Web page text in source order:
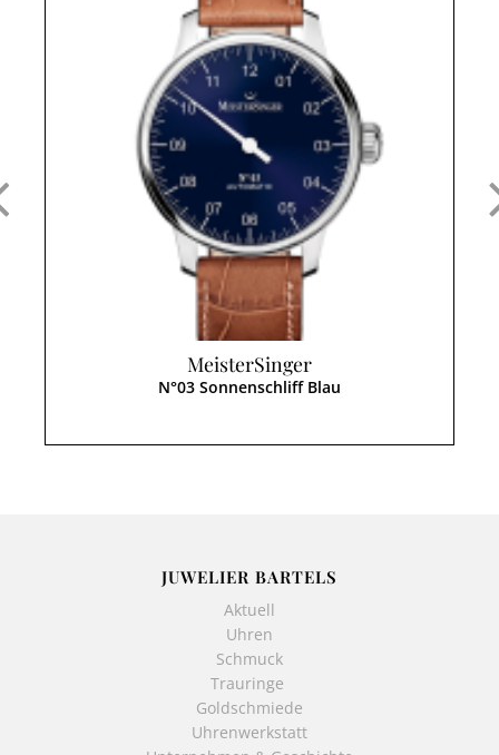
MeisterSinger
N°03 Sonnenschliff Blau
JUWELIER BARTELS
Aktuell
Uhren
Schmuck
Trauringe
Goldschmiede
Uhrenwerkstatt